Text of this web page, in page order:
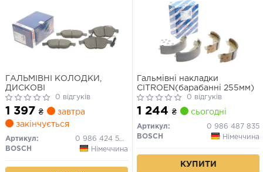
ГАЛЬМІВНІ КОЛОДКИ,
ДИСКОВІ
0 відгуків
1 397 ₴
завтра
закінчується
Артикул:
0 986 424 507
BOSCH
Німеччина
Гальмівні накладки
CITROEN(барабанні 255мм)
0 відгуків
1 244 ₴ сьогодні
Артикул:
0 986 487 835
BOSCH
Німеччина
КУПИТИ